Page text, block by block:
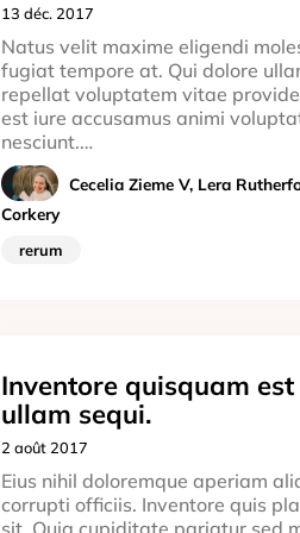
13 déc. 2017
Natus velit maxime eligendi
fugiat tempore at. Qui dolore
repellat voluptatem vitae
est iure accusamus animi
nesciunt.…
Cecelia Zieme V, Lera
Corkery
rerum
Inventore quisquam
ullam sequi.
2 août 2017
Eius nihil doloremque aperiam
corrupti officiis. Inventore quis